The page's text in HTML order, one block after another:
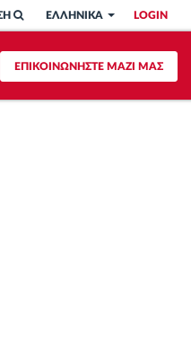
LOGIN
ΕΛΛΗΝΙΚΑ
ΕΠΙΚΟΙΝΩΝΗΣΤΕ ΜΑΖΙ ΜΑΣ